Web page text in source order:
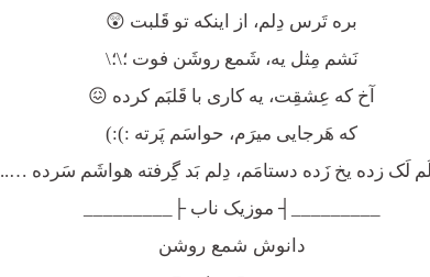
بره تَرس دِلم، از اینکه تو قَلبت 😲
نَشم مِثل یه، شَمع روشَن فوت ؛\؛\
آخ که عِشقِت، یه کاری با قَلبَم کرده 😖
که هَرجایی میرَم، حواسَم پَرته :):)
لَک زده یخ زَده دستامَم، دِلم بَد گِرفته هواشَم سَرده …..
_________┤ موزیک ناب ├_________
دانوش شمع روشن